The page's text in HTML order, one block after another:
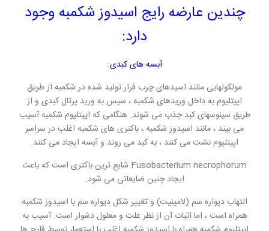
چندین عارضه رایج اسیدوز شکمبه وجود
دارد:
آبسه های کبدی:
مولکولهایی مانند اسیدهای چرب فرار تولید شده در شکمبه از طریق
اپیتلیوم به داخل وریدهای شکمبه ، سپس به ورید پرتال کبدی و از
طریق سینوسهای کبد جذب می شوند. هنگامی که اپیتلیوم شکمبه آسیب
می بیند ، مانند اسیدوز شکمبه ، باکتری های شکمبه اغلب در سراسر
اپیتلیوم نشت می کنند ، به کبد می روند و آبسه ایجاد می کنند.
Fusobacterium necrophorum شایع ترین باکتری است که باعث
ایجاد چنین ضایعاتی می شود.
التهاب دیواره سم (لامینیت) و تغییر شکل دیواره سم با اسیدوز شکمبه
همراه است ، اما اثبات آن از نظر علت و معلول دشوار است. آسیب به